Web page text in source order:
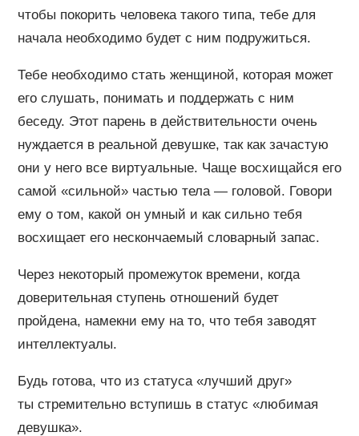
чтобы покорить человека такого типа, тебе для
начала необходимо будет с ним подружиться.
Тебе необходимо стать женщиной, которая может
его слушать, понимать и поддержать с ним
беседу. Этот парень в действительности очень
нуждается в реальной девушке, так как зачастую
они у него все виртуальные. Чаще восхищайся его
самой «сильной» частью тела — головой. Говори
ему о том, какой он умный и как сильно тебя
восхищает его нескончаемый словарный запас.
Через некоторый промежуток времени, когда
доверительная ступень отношений будет
пройдена, намекни ему на то, что тебя заводят
интеллектуалы.
Будь готова, что из статуса «лучший друг»
ты стремительно вступишь в статус «любимая
девушка».